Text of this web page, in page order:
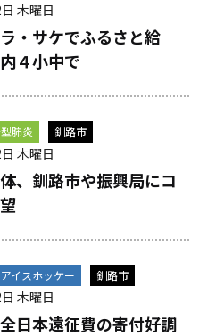
木曜日
・サケでふるさと給
４小中で
肺炎 釧路市
木曜日
、釧路市や振興局にコ
アイスホッケー 釧路市
木曜日
日本遠征費の寄付好調